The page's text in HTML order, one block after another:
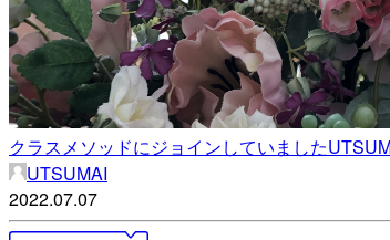
クラスメソッドにジョインしていました
UTSUMAI
2022.07.07